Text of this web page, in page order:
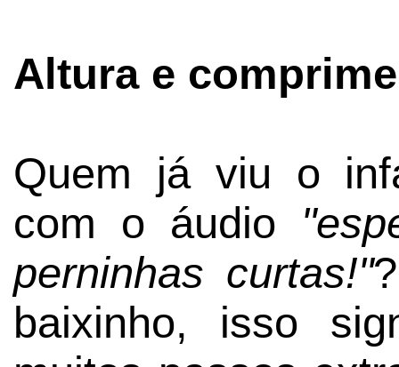
Altura e
Quem já viu o
com o áudio
perninhas curtas!"
baixinho, isso